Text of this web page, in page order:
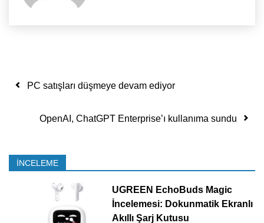
Yazı dolaşımı
PC satışları düşmeye devam ediyor
OpenAI, ChatGPT Enterprise’ı kullanıma sundu
İNCELEME
UGREEN EchoBuds Magic
İncelemesi: Dokunmatik Ekranlı
Akıllı Şarj Kutusu